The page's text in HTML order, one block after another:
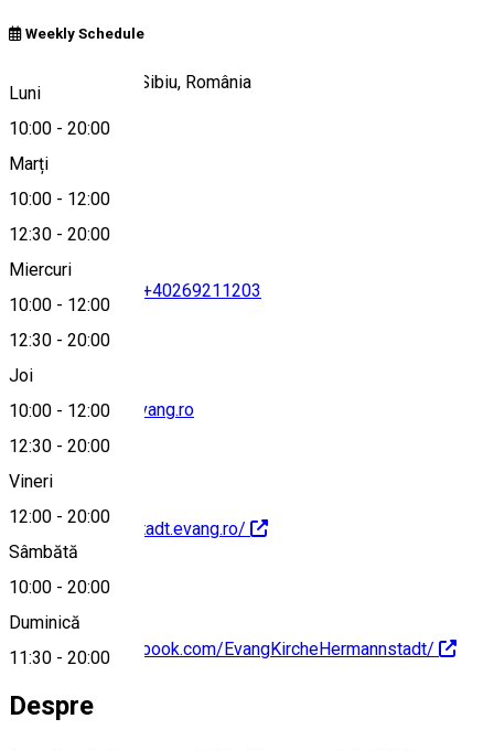
Weekly Schedule
Luni
10:00 - 20:00
Marți
10:00 - 12:00
12:30 - 20:00
Miercuri
10:00 - 12:00
12:30 - 20:00
Joi
10:00 - 12:00
12:30 - 20:00
Vineri
12:00 - 20:00
Sâmbătă
10:00 - 20:00
Duminică
11:30 - 20:00
Piaţa Huet, Nr. 1, Sibiu, România
Hartă
+40269211203
hermannstadt@evang.ro
https://hermannstadt.evang.ro/
https://www.facebook.com/EvangKircheHermannstadt/
Despre